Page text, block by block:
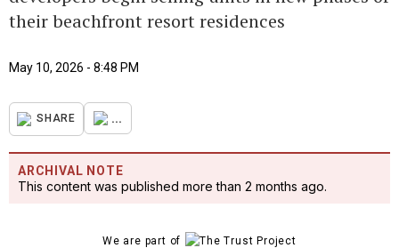
their beachfront resort residences
May 10, 2026 - 8:48 PM
SHARE ...
ARCHIVAL NOTE
This content was published more than 2 months ago.
We are part of